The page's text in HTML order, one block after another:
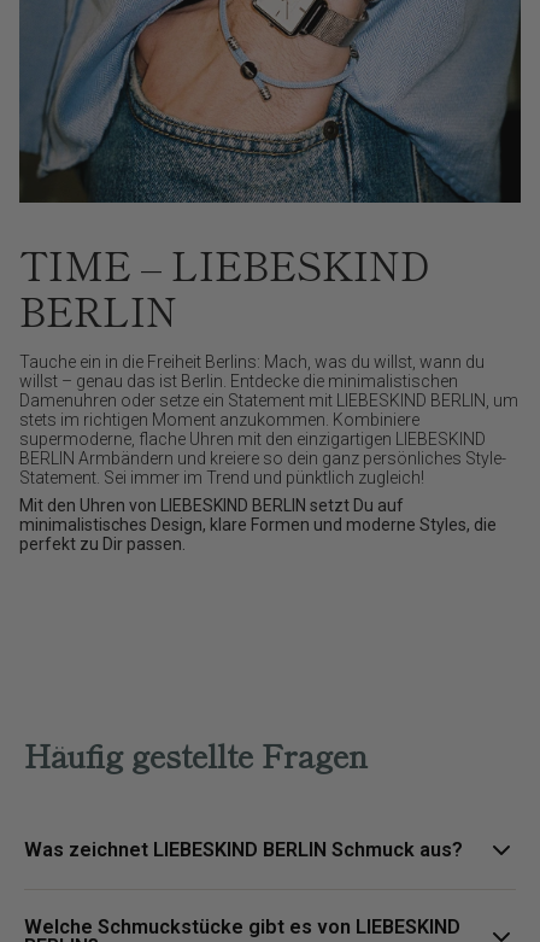
TIME – LIEBESKIND
BERLIN
Tauche ein in die Freiheit Berlins: Mach, was du willst, wann du
willst – genau das ist Berlin. Entdecke die minimalistischen
Damenuhren oder setze ein Statement mit LIEBESKIND BERLIN, um
stets im richtigen Moment anzukommen. Kombiniere
supermoderne, flache Uhren mit den einzigartigen LIEBESKIND
BERLIN Armbändern und kreiere so dein ganz persönliches Style-
Statement. Sei immer im Trend und pünktlich zugleich!
Mit den Uhren von LIEBESKIND BERLIN setzt Du auf
minimalistisches Design, klare Formen und moderne Styles, die
perfekt zu Dir passen.
Häufig gestellte Fragen
Was zeichnet LIEBESKIND BERLIN Schmuck aus?
Formen und vielseitige Styles, die moderne Outfits stilvoll
Welche Schmuckstücke gibt es von LIEBESKIND